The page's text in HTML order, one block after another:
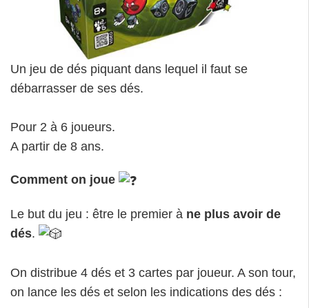
Un jeu de dés piquant dans lequel il faut se
débarrasser de ses dés.
Pour 2 à 6 joueurs.
A partir de 8 ans.
Comment on joue
Le but du jeu : être le premier à ne plus avoir de
dés.
On distribue 4 dés et 3 cartes par joueur. A son tour,
on lance les dés et selon les indications des dés :